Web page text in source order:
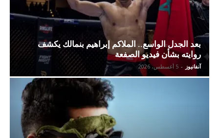
بعد الجدل الواسع.. الملاكم إبراهيم بنمالك يكشف
روايته بشأن فيديو الصفعة
آنفانيوز - 5 أغسطس، 2026